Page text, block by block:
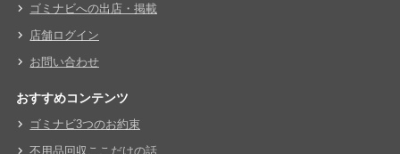
ゴミナビへの出店・掲載
店舗ログイン
お問い合わせ
おすすめコンテンツ
ゴミナビ3つのお約束
不用品回収ここだけの話